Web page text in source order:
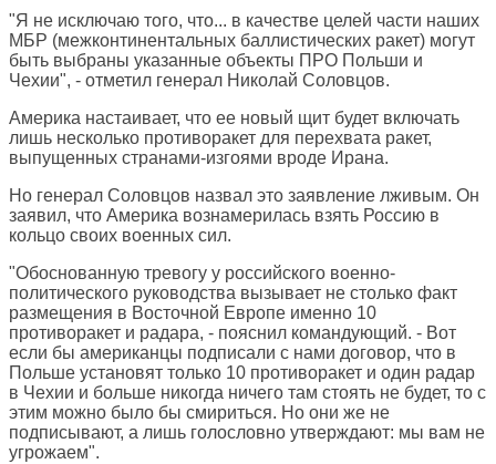
"Я не исключаю того, что... в качестве целей части наших
МБР (межконтинентальных баллистических ракет) могут
быть выбраны указанные объекты ПРО Польши и
Чехии", - отметил генерал Николай Соловцов.
Америка настаивает, что ее новый щит будет включать
лишь несколько противоракет для перехвата ракет,
выпущенных странами-изгоями вроде Ирана.
Но генерал Соловцов назвал это заявление лживым. Он
заявил, что Америка вознамерилась взять Россию в
кольцо своих военных сил.
"Обоснованную тревогу у российского военно-
политического руководства вызывает не столько факт
размещения в Восточной Европе именно 10
противоракет и радара, - пояснил командующий. - Вот
если бы американцы подписали с нами договор, что в
Польше установят только 10 противоракет и один радар
в Чехии и больше никогда ничего там стоять не будет, то с
этим можно было бы смириться. Но они же не
подписывают, а лишь голословно утверждают: мы вам не
угрожаем".